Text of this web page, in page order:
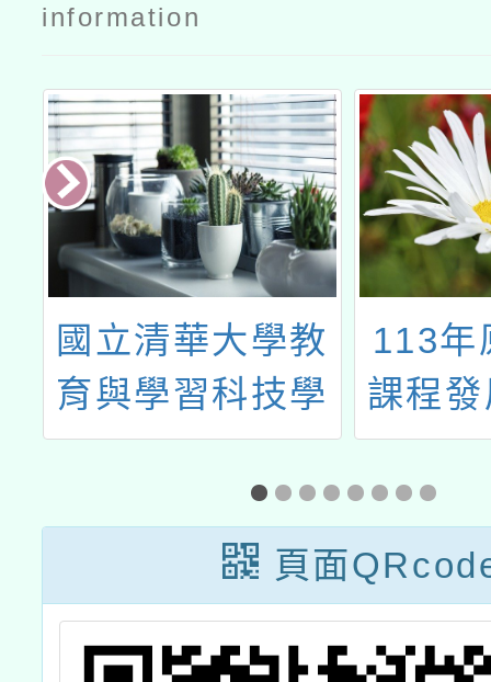
information
113年原住民族
課程發展經驗分
享工作坊－全民
原教輕鬆教，原
民文學與傳說主
題課程案例分享
114年
書
頁面